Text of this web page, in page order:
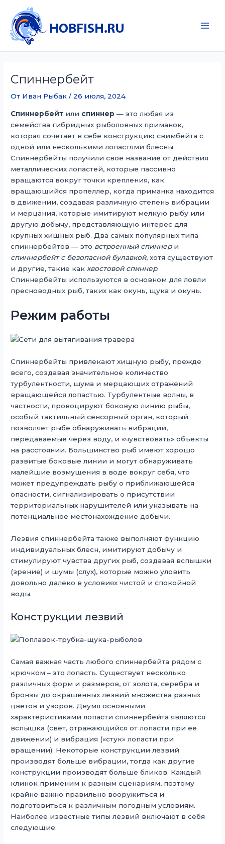
содержимому
Спиннербейт
От Иван Рыбак/ 26 июля, 2024
Спиннербейт или спиннер — это любая из
семейства гибридных рыболовных приманок,
которая сочетает в себе конструкцию свимбейта с
одной или несколькими лопастями блесны.
Спиннербейты получили свое название от действия
металлических лопастей, которые пассивно
вращаются вокруг точки крепления, как
вращающийся пропеллер, когда приманка находится
в движении, создавая различную степень вибрации
и мерцания, которые имитируют мелкую рыбу или
другую добычу, представляющую интерес для
крупных хищных рыб. Два самых популярных типа
спиннербейтов — это встроенный спиннери
спиннербейт с безопасной булавкой, хотя существуют
и другие, такие как хвостовой спиннер.
Спиннербейты используются в основном для ловли
пресноводных рыб, таких как окунь, щука и окунь.
Режим работы
Спиннербейты привлекают хищную рыбу, прежде
всего, создавая значительное количество
турбулентности, шума и мерцающих отражений
вращающейся лопастью. Турбулентные волны, в
частности, провоцируют боковую линию рыбы,
особый тактильный сенсорный орган, который
позволяет рыбе обнаруживать вибрации,
передаваемые через воду, и «чувствовать» объекты
на расстоянии. Большинство рыб имеют хорошо
развитые боковые линии и могут обнаруживать
малейшие возмущения в воде вокруг себя, что
может предупреждать рыбу о приближающейся
опасности, сигнализировать о присутствии
территориальных нарушителей или указывать на
потенциальное местонахождение добычи.
Лезвия спиннербейта также выполняют функцию
индивидуальных блесн, имитируют добычу и
стимулируют чувства других рыб, создавая вспышки
(зрение) и шумы (слух), которые можно уловить
довольно далеко в условиях чистой и спокойной
воды.
Конструкции лезвий
Самая важная часть любого спиннербейта рядом с
крючком – это лопасть. Существует несколько
различных форм и размеров, от золота, серебра и
бронзы до окрашенных лезвий множества разных
цветов и узоров. Двумя основными
характеристиками лопасти спиннербейта являются
вспышка (свет, отражающийся от лопасти при ее
движении) и вибрация («стук» лопасти при
вращении). Некоторые конструкции лезвий
производят больше вибрации, тогда как другие
конструкции производят больше бликов. Каждый
клинок применим к разным сценариям, поэтому
крайне важно правильно вооружиться и
подготовиться к различным погодным условиям.
Наиболее известные типы лезвий включают в себя
следующие: